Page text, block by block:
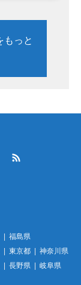
もっと
福島県
東京都
神奈川県
長野県
岐阜県